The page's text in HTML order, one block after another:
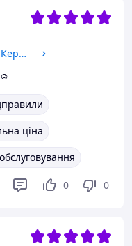
Кружка Кіт Пушин 330 мл Чашка Керамічна з принтом
ціна
0 0